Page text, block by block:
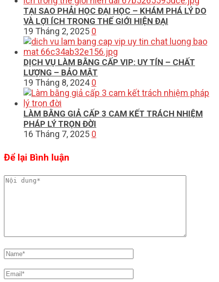
TẠI SAO PHẢI HỌC ĐẠI HỌC – KHÁM PHÁ LÝ DO
VÀ LỢI ÍCH TRONG THẾ GIỚI HIỆN ĐẠI
19 Tháng 2, 2025 0
DỊCH VỤ LÀM BẰNG CẤP VIP: UY TÍN – CHẤT
LƯỢNG – BẢO MẬT
19 Tháng 8, 2024 0
LÀM BẰNG GIẢ CẤP 3 CAM KẾT TRÁCH NHIỆM
PHÁP LÝ TRỌN ĐỜI
16 Tháng 7, 2025 0
Để lại Bình luận